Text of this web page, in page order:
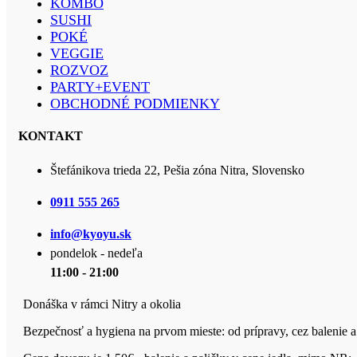
KOMBO
SUSHI
POKÉ
VEGGIE
ROZVOZ
PARTY+EVENT
OBCHODNÉ PODMIENKY
KONTAKT
Štefánikova trieda 22, Pešia zóna Nitra, Slovensko
0911 555 265
info@kyoyu.sk
pondelok - nedeľa
11:00 - 21:00
Donáška v rámci Nitry a okolia
Bezpečnosť a hygiena na prvom mieste: od prípravy, cez balenie